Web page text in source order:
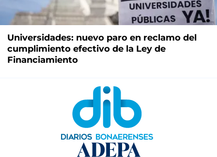
Universidades: nuevo paro en reclamo del
cumplimiento efectivo de la Ley de
Financiamiento